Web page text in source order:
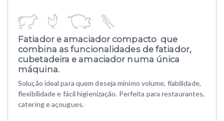
Fatiador e amaciador compacto que
combina as funcionalidades de fatiador,
cubetadeira e amaciador numa única
máquina.
Solução ideal para quem deseja mínimo volume, fiabilidade,
flexibilidade e fácil higienização. Perfeita para restaurantes,
catering e açougues.